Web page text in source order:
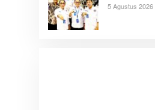
5 Agustus 2026